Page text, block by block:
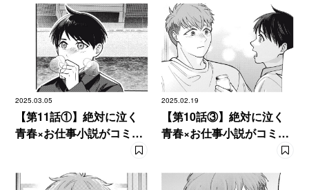
2025.03.05
【第11話①】絶対に泣く
青春×お仕事小説がコミカ
ライズ！ 『あめつちの
2025.02.19
【第10話③】絶対に泣く
青春×お仕事小説がコミカ
ライズ！ 『あめつちの